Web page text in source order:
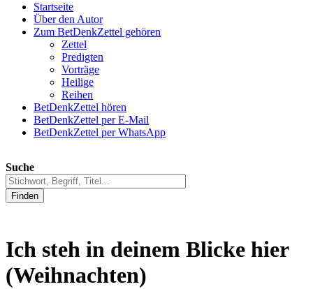
Startseite
Über den Autor
Zum BetDenkZettel gehören
Zettel
Predigten
Vorträge
Heilige
Reihen
BetDenkZettel hören
BetDenkZettel per E-Mail
BetDenkZettel per WhatsApp
Suche
Finden
Ich steh in deinem Blicke hier
(Weihnachten)